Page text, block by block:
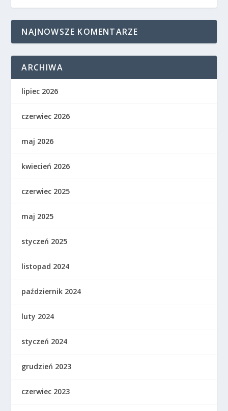
NAJNOWSZE KOMENTARZE
ARCHIWA
lipiec 2026
czerwiec 2026
maj 2026
kwiecień 2026
czerwiec 2025
maj 2025
styczeń 2025
listopad 2024
październik 2024
luty 2024
styczeń 2024
grudzień 2023
czerwiec 2023